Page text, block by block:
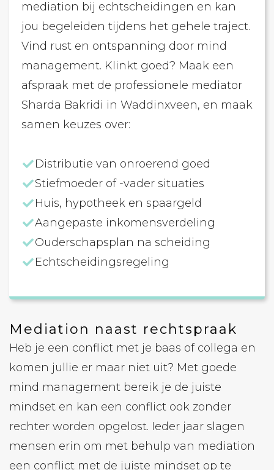
mediation bij echtscheidingen en kan
jou begeleiden tijdens het gehele traject.
Vind rust en ontspanning door mind
management. Klinkt goed? Maak een
afspraak met de professionele mediator
Sharda Bakridi in Waddinxveen, en maak
samen keuzes over:
Distributie van onroerend goed
Stiefmoeder of -vader situaties
Huis, hypotheek en spaargeld
Aangepaste inkomensverdeling
Ouderschapsplan na scheiding
Echtscheidingsregeling
Mediation naast rechtspraak
Heb je een conflict met je baas of collega en
komen jullie er maar niet uit? Met goede
mind management bereik je de juiste
mindset en kan een conflict ook zonder
rechter worden opgelost. Ieder jaar slagen
mensen erin om met behulp van mediation
een conflict met de juiste mindset op te